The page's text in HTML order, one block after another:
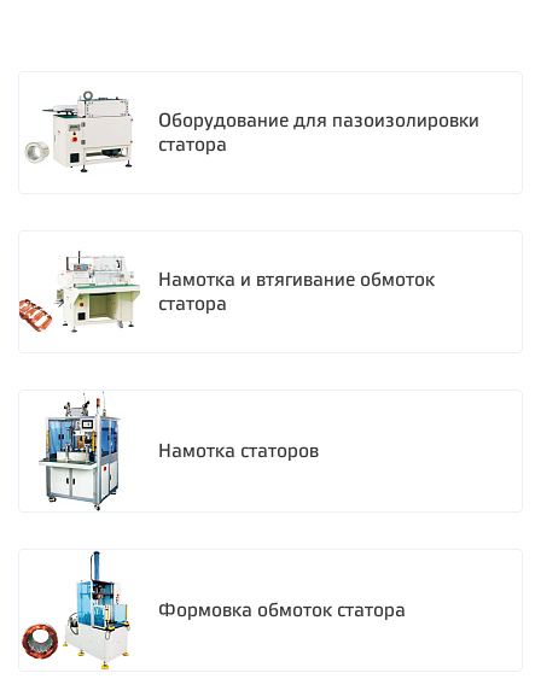
Оборудование для пазоизолировки
статора
Намотка и втягивание обмоток
статора
Намотка статоров
Формовка обмоток статора